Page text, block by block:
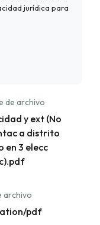
jurídica para
de archivo
y ext (No
a distrito
en 3 elecc
archivo
pdf